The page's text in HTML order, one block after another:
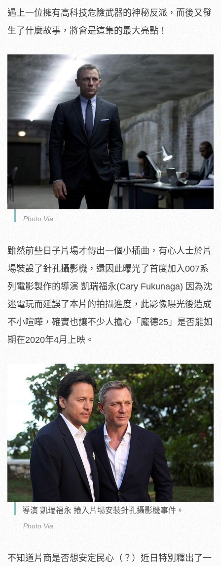
遇上一位擁有高科技危險武器的神秘反派，而後又發
生了什麼故事，將會是這集的最大亮點！
Photo Via
雖然前些日子片場才傳出一個小插曲，有心人士於片
場裝設了針孔攝影機，還因此曝光了首度加入007系
列電影製作的導演 凱瑞福永(Cary Fukunaga) 因為沈
迷電玩而延誤了本片的拍攝進度，此影像曝光後造成
不小喧嘩，確實也讓不少人擔心「龐德25」是否能如
期在2020年4月上映。
導演 凱瑞福永 捲入片場安裝針孔攝影機事件。
Photo Via
不知道片商是否想安定民心（？）近日特別釋出了一